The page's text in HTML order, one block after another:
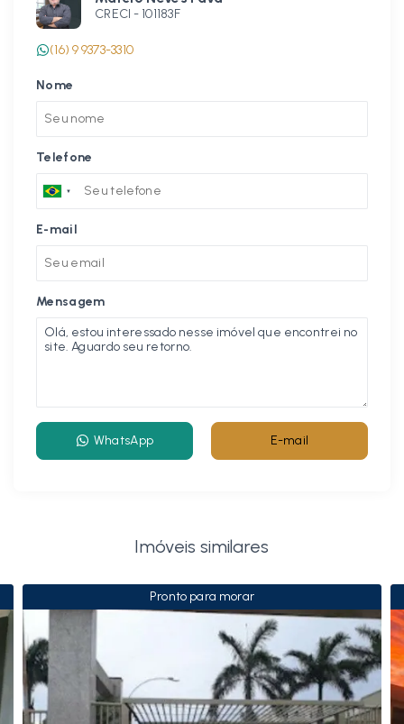
CRECI - 101183F
(16) 9 9373-3310
Nome
Telefone
E-mail
Mensagem
WhatsApp E-mail
Imóveis similares
Pronto para morar